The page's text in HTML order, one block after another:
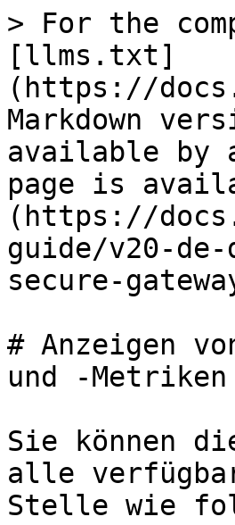
> For the
[llms.txt]
(https://
Markdown
available by
page is
(https://
guide/v20-
secure-
# Anzeigen
und -Metriken
Sie können
alle
Stelle wie